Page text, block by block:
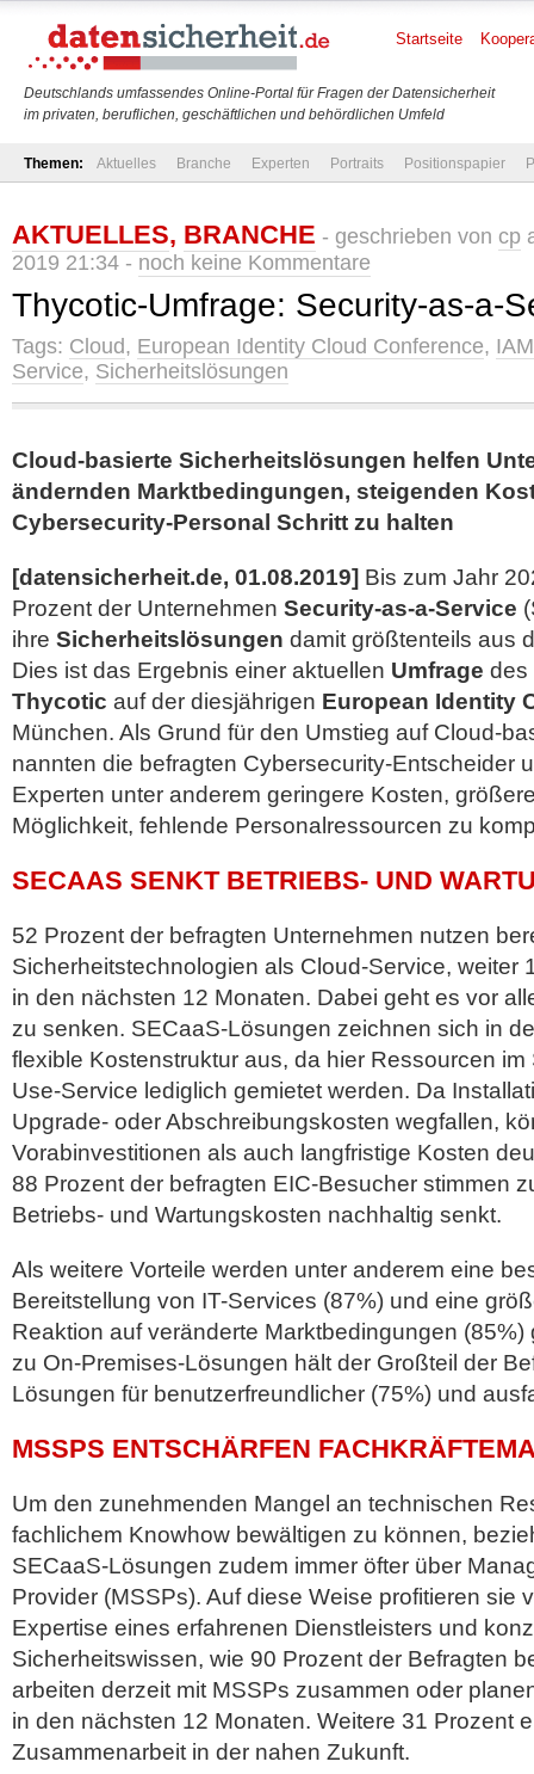
Deutschlands umfassendes Online-Portal für Fragen der Datensicherheit
im privaten, beruflichen, geschäftlichen und behördlichen Umfeld
Startseite
Themen: Aktuelles Branche Experten Portraits Positionspapier
AKTUELLES, BRANCHE - geschrieben von cp
2019 21:34 - noch keine Kommentare
Thycotic-Umfrage: Security-as-a-
Tags: Cloud, European Identity Cloud Conference, IAM
Service, Sicherheitslösungen
Cloud-basierte Sicherheitslösungen helfen
ändernden Marktbedingungen, steigenden
Cybersecurity-Personal Schritt zu halten
[datensicherheit.de, 01.08.2019] Bis zum Jahr
Prozent der Unternehmen Security-as-a-Service
ihre Sicherheitslösungen damit größtenteils aus
Dies ist das Ergebnis einer aktuellen Umfrage des
Thycotic auf der diesjährigen European Identity
München. Als Grund für den Umstieg auf Cloud-
nannten die befragten Cybersecurity-Entscheider
Experten unter anderem geringere Kosten,
Möglichkeit, fehlende Personalressourcen zu
SECAAS SENKT BETRIEBS- UND
52 Prozent der befragten Unternehmen nutzen
Sicherheitstechnologien als Cloud-Service, weiter
in den nächsten 12 Monaten. Dabei geht es vor
zu senken. SECaaS-Lösungen zeichnen sich in
flexible Kostenstruktur aus, da hier Ressourcen
Use-Service lediglich gemietet werden. Da
Upgrade- oder Abschreibungskosten wegfallen,
Vorabinvestitionen als auch langfristige Kosten
88 Prozent der befragten EIC-Besucher stimmen
Betriebs- und Wartungskosten nachhaltig senkt.
Als weitere Vorteile werden unter anderem eine
Bereitstellung von IT-Services (87%) und eine
Reaktion auf veränderte Marktbedingungen (85%)
zu On-Premises-Lösungen hält der Großteil der
Lösungen für benutzerfreundlicher (75%) und
MSSPS ENTSCHÄRFEN
Um den zunehmenden Mangel an technischen
fachlichem Knowhow bewältigen zu können,
SECaaS-Lösungen zudem immer öfter über
Provider (MSSPs). Auf diese Weise profitieren sie
Expertise eines erfahrenen Dienstleisters und
Sicherheitswissen, wie 90 Prozent der Befragten
arbeiten derzeit mit MSSPs zusammen oder
in den nächsten 12 Monaten. Weitere 31 Prozent
Zusammenarbeit in der nahen Zukunft.